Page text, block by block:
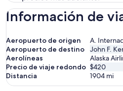
Información de
Aeropuerto de origen
A.
Aeropuerto de destino
John F.
Aerolíneas
Alaska
Precio de viaje redondo $420
Distancia
1904 mi